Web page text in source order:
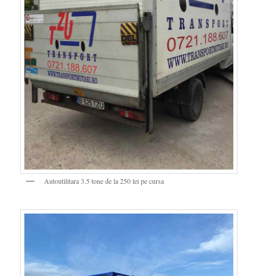
Autoutilitara 3.5 tone de la 250 lei pe cursa